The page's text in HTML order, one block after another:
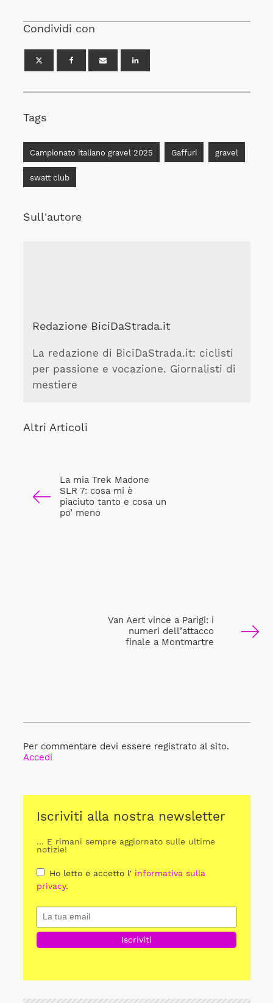
Condividi con
Tags
Campionato italiano gravel 2025 Gaffuri gravel
swatt club
Sull'autore
Redazione BiciDaStrada.it
La redazione di BiciDaStrada.it: ciclisti
per passione e vocazione. Giornalisti di
mestiere
Altri Articoli
La mia Trek Madone
SLR 7: cosa mi è
piaciuto tanto e cosa un
po’ meno
Van Aert vince a Parigi: i
numeri dell’attacco
finale a Montmartre
Per commentare devi essere registrato al sito.
Accedi
Iscriviti alla nostra newsletter
... E rimani sempre aggiornato sulle ultime
notizie!
Ho letto e accetto l' informativa sulla
privacy.